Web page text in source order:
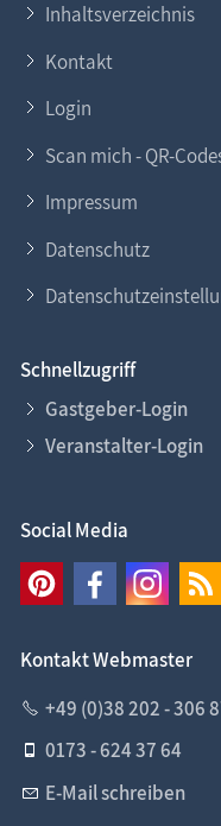
Inhaltsverzeichnis
Kontakt
Login
Scan mich - QR-
Impressum
Datenschutz
Schnellzugriff
Gastgeber-Login
Veranstalter-Login
Social Media
Kontakt Webmaster
+49 (0)38 202 - 306
0173 - 624 37 64
E-Mail schreiben